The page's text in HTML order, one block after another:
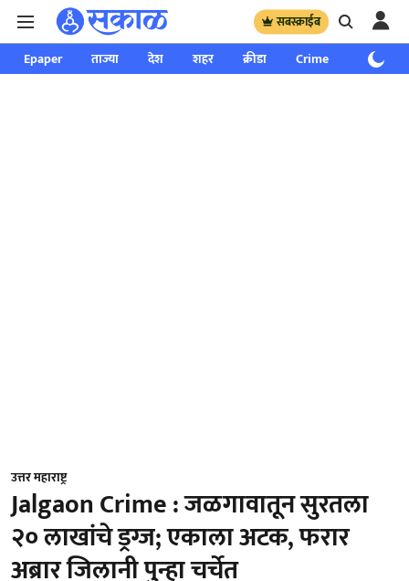
सबस्क्राईब
Epaper ताज्या देश शहर क्रीडा Crime साप्ताहिक
उत्तर महाराष्ट्र
Jalgaon Crime : जळगावातून सुरतला
२० लाखांचे ड्रग्ज; एकाला अटक, फरार
अब्रार जिलानी पुन्हा चर्चेत